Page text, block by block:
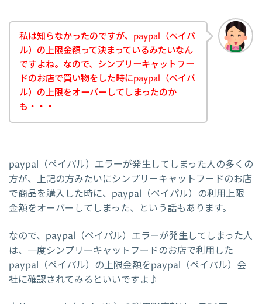
私は知らなかったのですが、paypal（ペイパ
ル）の上限金額って決まっているみたいなん
ですよね。なので、シンプリーキャットフー
ドのお店で買い物をした時にpaypal（ペイパ
ル）の上限をオーバーしてしまったのか
も・・・
paypal（ペイパル）エラーが発生してしまった人の多くの
方が、上記の方みたいにシンプリーキャットフードのお店
で商品を購入した時に、paypal（ペイパル）の利用上限
金額をオーバーしてしまった、という話もあります。
なので、paypal（ペイパル）エラーが発生してしまった人
は、一度シンプリーキャットフードのお店で利用した
paypal（ペイパル）の上限金額をpaypal（ペイパル）会
社に確認されてみるといいですよ♪